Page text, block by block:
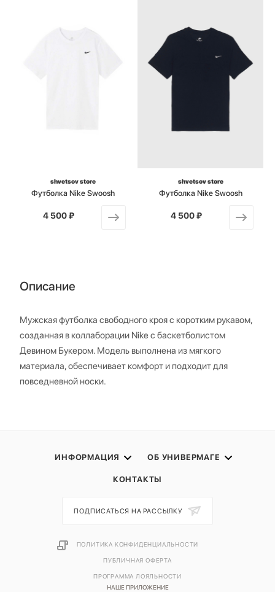
shvetsov store
Футболка Nike Swoosh
от
4 500 ₽
shvetsov store
Футболка Nike Swoosh
от
4 500 ₽
Описание
Мужская футболка свободного кроя с коротким рукавом,
созданная в коллаборации Nike с баскетболистом
Девином Букером. Модель выполнена из мягкого
материала, обеспечивает комфорт и подходит для
повседневной носки.
ИНФОРМАЦИЯ ОБ УНИВЕРМАГЕ
КОНТАКТЫ
НАШЕ ПРИЛОЖЕНИЕ
ПОДПИСАТЬСЯ НА РАССЫЛКУ
ПОЛИТИКА КОНФИДЕНЦИАЛЬНОСТИ
ПУБЛИЧНАЯ ОФЕРТА
ПРОГРАММА ЛОЯЛЬНОСТИ